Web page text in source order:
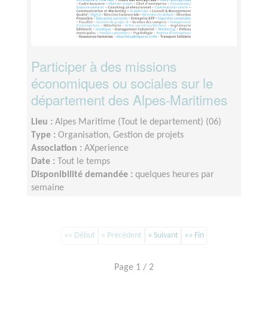
Participer à des missions
économiques ou sociales sur le
département des Alpes-Maritimes
Lieu : Alpes Maritime (Tout le departement) (06)
Type : Organisation, Gestion de projets
Association : AXperience
Date :
Tout le temps
Disponibilité demandée : quelques heures par
semaine
«« Début « Précédent » Suivant »» Fin
Page 1 / 2